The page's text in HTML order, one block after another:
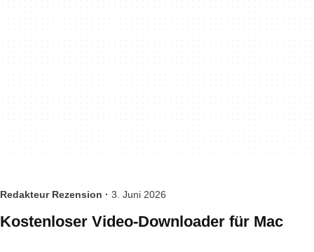
Redakteur Rezension · 3. Juni 2026
Kostenloser Video-Downloader für Mac